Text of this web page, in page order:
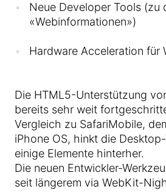
Neue Developer Tools (zu
«Webinformationen»)
Hardware Acceleration für
Die HTML5-Unterstützung
bereits sehr weit
Vergleich zu SafariMobile,
iPhone OS, hinkt die
einige Elemente hinterher.
Die neuen Entwickler-
seit längerem via WebKit-